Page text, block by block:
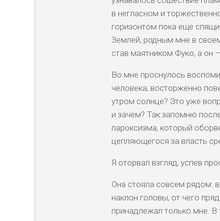
в негласном и
горизонтом пока еще
Землей, родным мне в
став маятником Фуко, а он
Во мне проснулось
человека, восторженно
утром солнце? Это уже
и зачем? Так запомню
пароксизма, который
цепляющегося за власть
Я оторвал взгляд, успев
Она стояла совсем рядом:
наклон головы, от чего
принадлежал только мне.